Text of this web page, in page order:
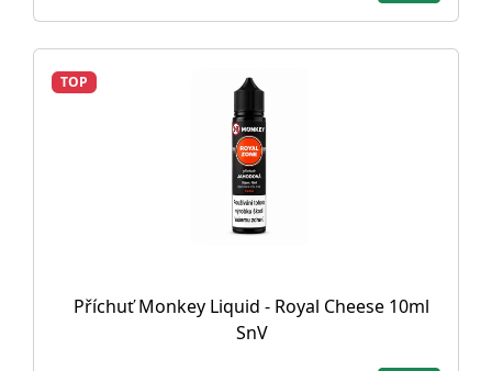
TOP
Příchuť Monkey Liquid - Royal Cheese 10ml
SnV